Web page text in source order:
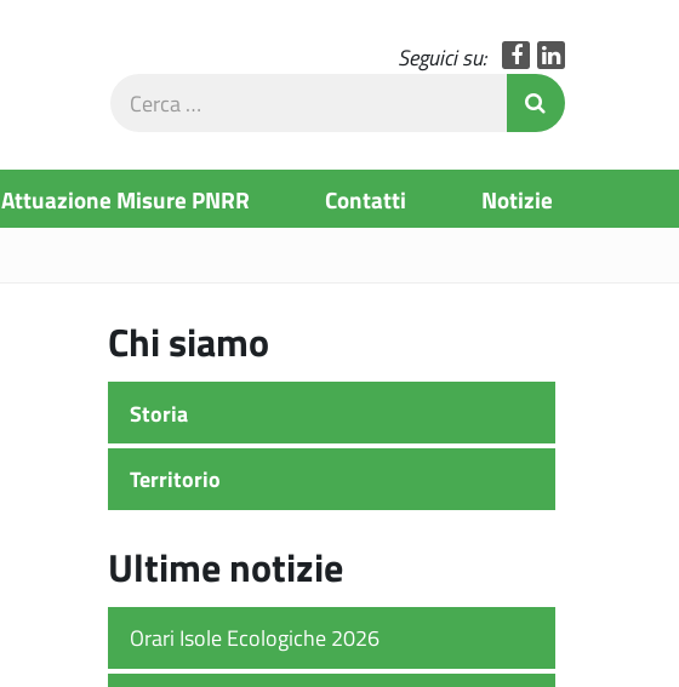
Seguici su: Facebook
Cerca
Invia Ricerca
Attuazione Misure PNRR Contatti Notizie
Chi siamo
Storia
Territorio
Ultime notizie
Orari Isole Ecologiche 2026